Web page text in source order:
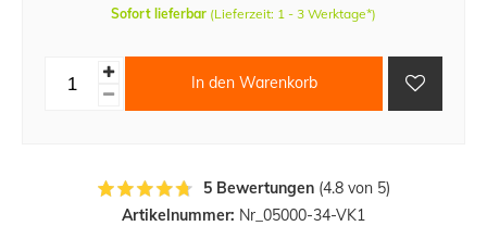
Artikelnummer: Nr_05000-34-VK1
Sofort lieferbar (Lieferzeit: 1 - 3 Werktage*)
In den Warenkorb
5 Bewertungen(4.8 von 5)